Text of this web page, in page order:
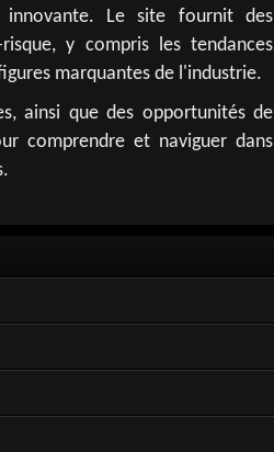
innovante. Le site fournit des
y compris les tendances
marquantes de l'industrie.
ainsi que des opportunités de
comprendre et naviguer dans